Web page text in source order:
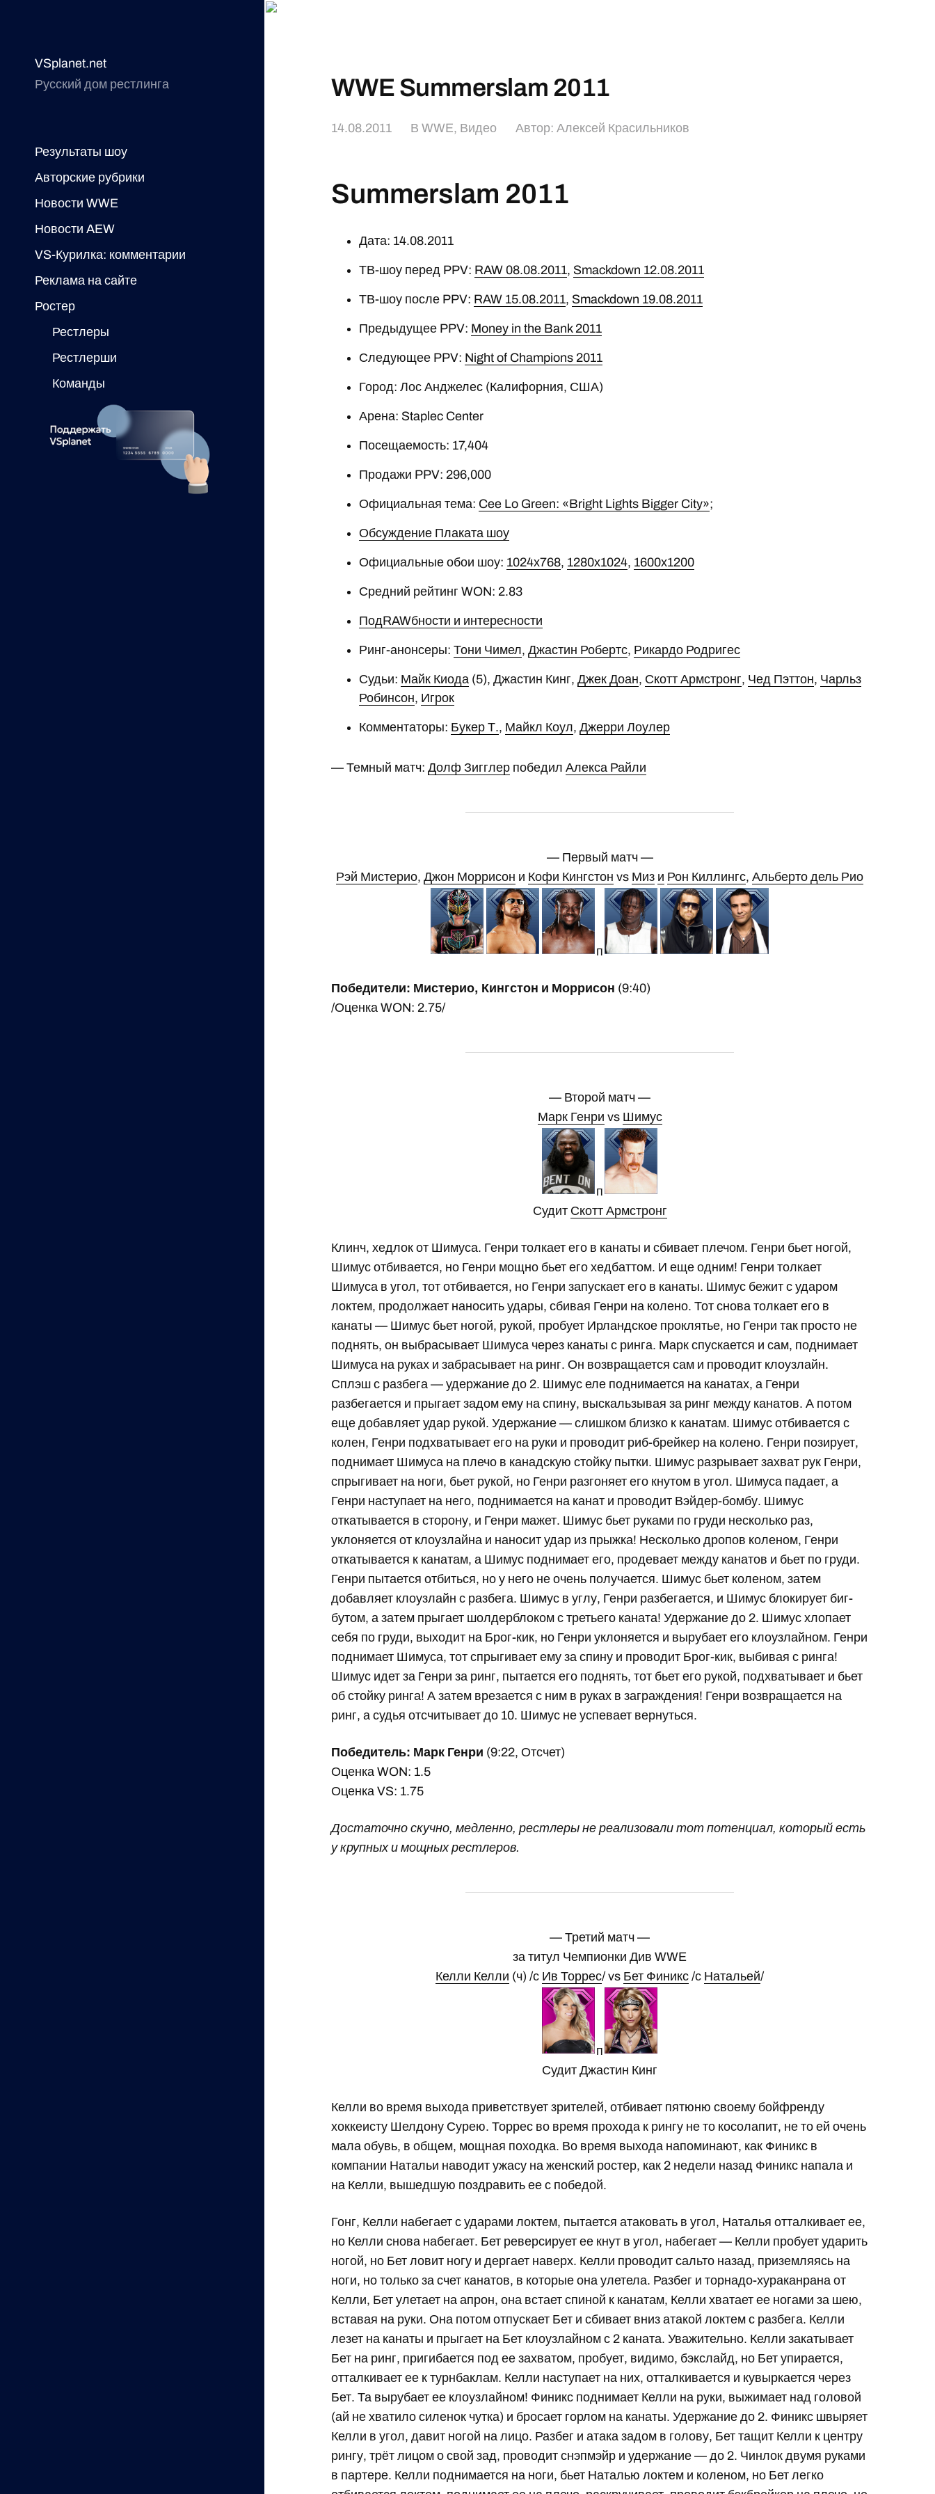
VSplanet.net
Русский дом рестлинга
Результаты шоу
Авторские рубрики
Новости WWE
Новости AEW
VS-Курилка: комментарии
Реклама на сайте
Ростер
Рестлеры
Рестлерши
Команды
WWE Summerslam 2011
14.08.2011 ВWWE, Видео Автор:Алексей Красильников
Summerslam 2011
Дата: 14.08.2011
ТВ-шоу перед PPV: RAW 08.08.2011, Smackdown 12.08.2011
ТВ-шоу после PPV: RAW 15.08.2011, Smackdown 19.08.2011
Предыдущее PPV: Money in the Bank 2011
Следующее PPV: Night of Champions 2011
Город: Лос Анджелес (Калифорния, США)
Арена: Staplec Center
Посещаемость: 17,404
Продажи PPV: 296,000
Официальная тема: Cee Lo Green: «Bright Lights Bigger City»;
Обсуждение Плаката шоу
Официальные обои шоу: 1024х768, 1280х1024, 1600х1200
Средний рейтинг WON: 2.83
ПодRAWбности и интересности
Ринг-анонсеры:Тони Чимел,Джастин Робертс, Рикардо Родригес
Судьи: Майк Киода (5), Джастин Кинг,Джек Доан, Скотт Армстронг, Чед Пэттон, Чарльз
Робинсон, Игрок
Комментаторы: Букер Т., Майкл Коул,Джерри Лоулер
— Темный матч:Долф Зигглер победилАлекса Райли
— Первый матч —
Рэй Мистерио, Джон Моррисон и Кофи Кингстон vs Миз и Рон Киллингс, Альберто дель Рио
п
Победители: Мистерио, Кингстон и Моррисон (9:40)
/Оценка WON: 2.75/
— Второй матч —
Марк Генри vs Шимус
п
Судит Скотт Армстронг
Клинч, хедлок от Шимуса. Генри толкает его в канаты и сбивает плечом. Генри бьет ногой,
Шимус отбивается, но Генри мощно бьет его хедбаттом. И еще одним! Генри толкает
Шимуса в угол, тот отбивается, но Генри запускает его в канаты. Шимус бежит с ударом
локтем, продолжает наносить удары, сбивая Генри на колено. Тот снова толкает его в
канаты — Шимус бьет ногой, рукой, пробует Ирландское проклятье, но Генри так просто не
поднять, он выбрасывает Шимуса через канаты с ринга. Марк спускается и сам, поднимает
Шимуса на руках и забрасывает на ринг. Он возвращается сам и проводит клоузлайн.
Сплэш с разбега — удержание до 2. Шимус еле поднимается на канатах, а Генри
разбегается и прыгает задом ему на спину, выскальзывая за ринг между канатов. А потом
еще добавляет удар рукой. Удержание — слишком близко к канатам. Шимус отбивается с
колен, Генри подхватывает его на руки и проводит риб-брейкер на колено. Генри позирует,
поднимает Шимуса на плечо в канадскую стойку пытки. Шимус разрывает захват рук Генри,
спрыгивает на ноги, бьет рукой, но Генри разгоняет его кнутом в угол. Шимуса падает, а
Генри наступает на него, поднимается на канат и проводит Вэйдер-бомбу. Шимус
откатывается в сторону, и Генри мажет. Шимус бьет руками по груди несколько раз,
уклоняется от клоузлайна и наносит удар из прыжка! Несколько дропов коленом, Генри
откатывается к канатам, а Шимус поднимает его, продевает между канатов и бьет по груди.
Генри пытается отбиться, но у него не очень получается. Шимус бьет коленом, затем
добавляет клоузлайн с разбега. Шимус в углу, Генри разбегается, и Шимус блокирует биг-
бутом, а затем прыгает шолдерблоком с третьего каната! Удержание до 2. Шимус хлопает
себя по груди, выходит на Брог-кик, но Генри уклоняется и вырубает его клоузлайном. Генри
поднимает Шимуса, тот спрыгивает ему за спину и проводит Брог-кик, выбивая с ринга!
Шимус идет за Генри за ринг, пытается его поднять, тот бьет его рукой, подхватывает и бьет
об стойку ринга! А затем врезается с ним в руках в заграждения! Генри возвращается на
ринг, а судья отсчитывает до 10. Шимус не успевает вернуться.
Победитель: Марк Генри (9:22, Отсчет)
Оценка WON: 1.5
Оценка VS: 1.75
Достаточно скучно, медленно, рестлеры не реализовали тот потенциал, который есть
у крупных и мощных рестлеров.
— Третий матч —
за титул Чемпионки Див WWE
Келли Келли (ч) /с Ив Торрес/ vs Бет Финикс /с Натальей/
п
Судит Джастин Кинг
Келли во время выхода приветствует зрителей, отбивает пятюню своему бойфренду
хоккеисту Шелдону Сурею. Торрес во время прохода к рингу не то косолапит, не то ей очень
мала обувь, в общем, мощная походка. Во время выхода напоминают, как Финикс в
компании Натальи наводит ужасу на женский ростер, как 2 недели назад Финикс напала и
на Келли, вышедшую поздравить ее с победой.
Гонг, Келли набегает с ударами локтем, пытается атаковать в угол, Наталья отталкивает ее,
но Келли снова набегает. Бет реверсирует ее кнут в угол, набегает — Келли пробует ударить
ногой, но Бет ловит ногу и дергает наверх. Келли проводит сальто назад, приземляясь на
ноги, но только за счет канатов, в которые она улетела. Разбег и торнадо-хураканрана от
Келли, Бет улетает на апрон, она встает спиной к канатам, Келли хватает ее ногами за шею,
вставая на руки. Она потом отпускает Бет и сбивает вниз атакой локтем с разбега. Келли
лезет на канаты и прыгает на Бет клоузлайном с 2 каната. Уважительно. Келли закатывает
Бет на ринг, пригибается под ее захватом, пробует, видимо, бэкслайд, но Бет упирается,
отталкивает ее к турнбаклам. Келли наступает на них, отталкивается и кувыркается через
Бет. Та вырубает ее клоузлайном! Финикс поднимает Келли на руки, выжимает над головой
(ай не хватило силенок чутка) и бросает горлом на канаты. Удержание до 2. Финикс швыряет
Келли в угол, давит ногой на лицо. Разбег и атака задом в голову, Бет тащит Келли к центру
рингу, трёт лицом о свой зад, проводит снэпмэйр и удержание — до 2. Чинлок двумя руками
в партере. Келли поднимается на ноги, бьет Наталью локтем и коленом, но Бет легко